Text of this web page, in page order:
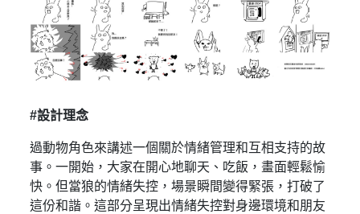
#設計理念
過動物角色來講述一個關於情緒管理和互相支持的故
事。一開始，大家在開心地聊天、吃飯，畫面輕鬆愉
快。但當狼的情緒失控，場景瞬間變得緊張，打破了
這份和諧。這部分呈現出情緒失控對身邊環境和朋友